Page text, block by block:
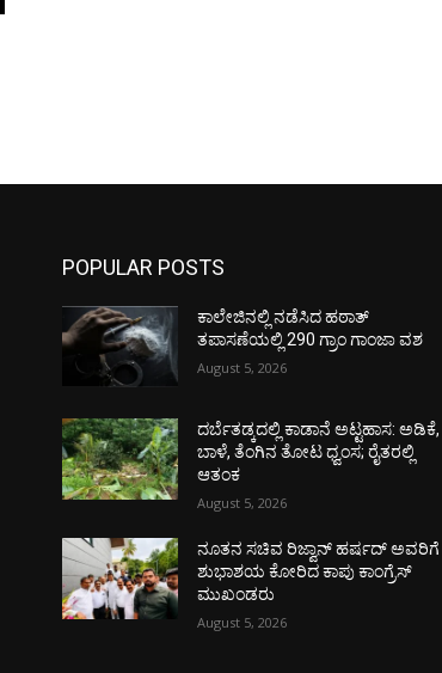
POPULAR POSTS
ಕಾಲೇಜಿನಲ್ಲಿ ನಡೆಸಿದ ಹಠಾತ್
ತಪಾಸಣೆಯಲ್ಲಿ 290 ಗ್ರಾಂ ಗಾಂಜಾ ವಶ
August 5, 2026
ದರ್ಬೆತಡ್ಕದಲ್ಲಿ ಕಾಡಾನೆ ಅಟ್ಟಹಾಸ: ಅಡಿಕೆ,
ಬಾಳೆ, ತೆಂಗಿನ ತೋಟ ಧ್ವಂಸ; ರೈತರಲ್ಲಿ
ಆತಂಕ
August 5, 2026
ನೂತನ ಸಚಿವ ರಿಜ್ವಾನ್ ಹರ್ಷದ್ ಅವರಿಗೆ
ಶುಭಾಶಯ ಕೋರಿದ ಕಾಪು ಕಾಂಗ್ರೆಸ್
ಮುಖಂಡರು
August 5, 2026